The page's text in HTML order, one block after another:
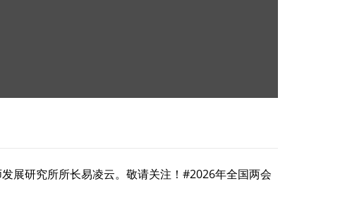
展研究所所长易凌云。敬请关注！#2026年全国两会